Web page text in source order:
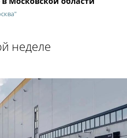
неделе